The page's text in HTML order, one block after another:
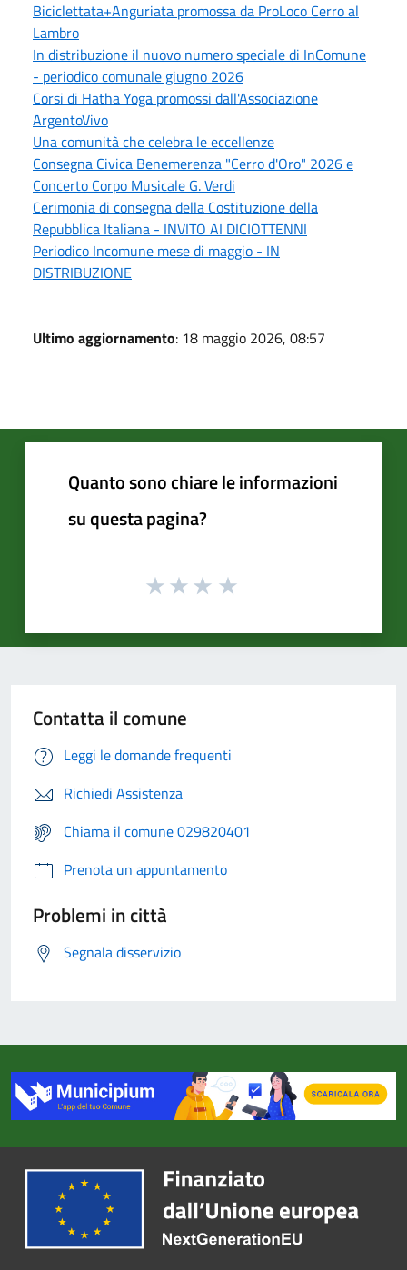
Biciclettata+Anguriata promossa da ProLoco Cerro al
Lambro
In distribuzione il nuovo numero speciale di InComune
- periodico comunale giugno 2026
Corsi di Hatha Yoga promossi dall'Associazione
ArgentoVivo
Una comunità che celebra le eccellenze
Consegna Civica Benemerenza "Cerro d'Oro" 2026 e
Concerto Corpo Musicale G. Verdi
Cerimonia di consegna della Costituzione della
Repubblica Italiana - INVITO AI DICIOTTENNI
Periodico Incomune mese di maggio - IN
DISTRIBUZIONE
Ultimo aggiornamento: 18 maggio 2026, 08:57
Quanto sono chiare le informazioni
su questa pagina?
Contatta il comune
Leggi le domande frequenti
Richiedi Assistenza
Chiama il comune 029820401
Prenota un appuntamento
Problemi in città
Segnala disservizio